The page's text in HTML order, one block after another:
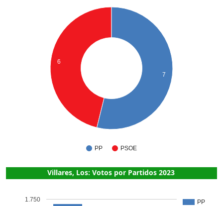
PP PSOE
6
7
Villares, Los: Votos por Partidos 2023
PP
1.750